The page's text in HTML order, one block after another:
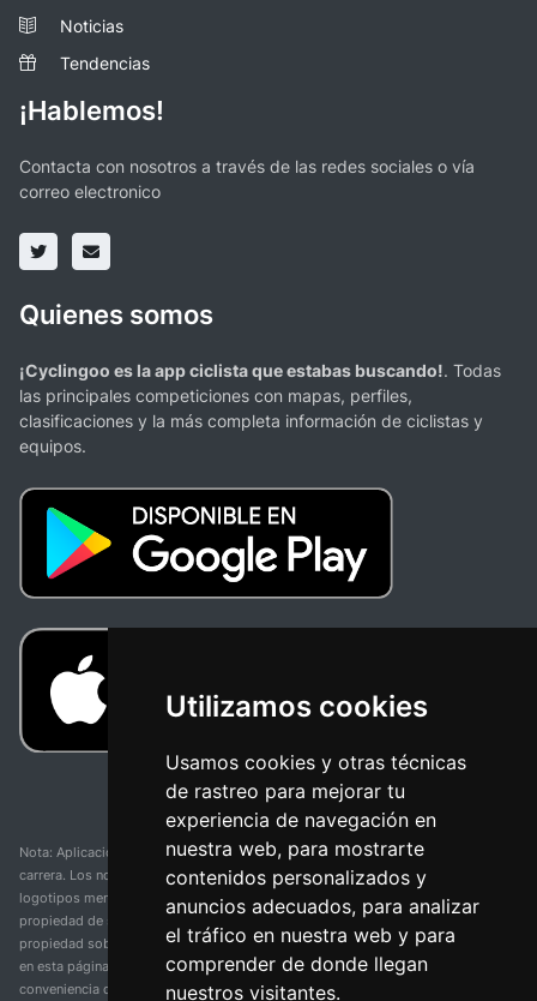
Utilizamos cookies
Usamos cookies y otras técnicas
de rastreo para mejorar tu
experiencia de navegación en
nuestra web, para mostrarte
contenidos personalizados y
anuncios adecuados, para analizar
el tráfico en nuestra web y para
comprender de donde llegan
nuestros visitantes.
Noticias
Tendencias
¡Hablemos!
Contacta con nosotros a través de las redes sociales o vía
correo electronico
Quienes somos
¡Cyclingoo es la app ciclista que estabas buscando!. Todas
las principales competiciones con mapas, perfiles,
clasificaciones y la más completa información de ciclistas y
equipos.
Nota: Aplicación y web no oficial y no relacionada con ninguna organización o
carrera. Los nombres de equipos, competiciones, marcas comerciales y
logotipos mencionados en esta página de resultados de ciclismo son
propiedad de sus respectivos dueños. No tenemos afiliación, patrocinio ni
propiedad sobre estas marcas comerciales. Toda la información proporcionada
en esta página se presenta únicamente con fines informativos y para la
conveniencia de nuestros usuarios. Cualquier uso de nombres, marcas